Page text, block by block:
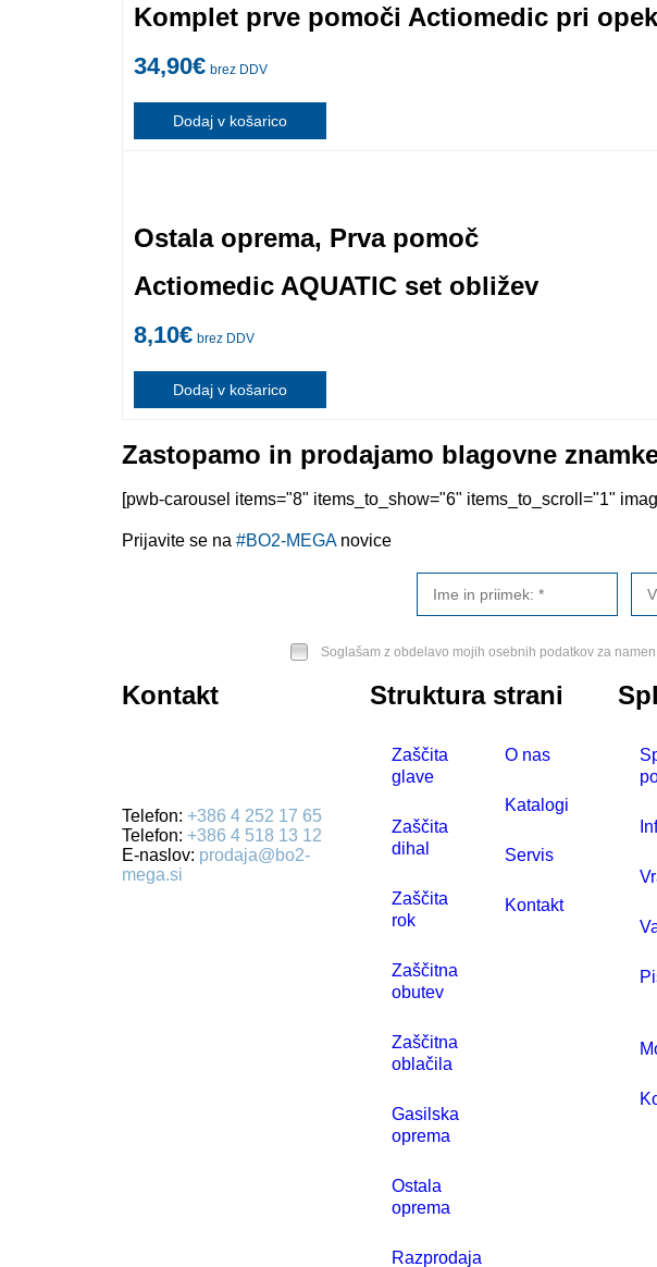
Komplet prve pomoči Actiomedic pri
34,90€ brez DDV
Dodaj v košarico
Ostala oprema, Prva pomoč
Actiomedic AQUATIC set obližev
8,10€ brez DDV
Dodaj v košarico
Zastopamo in prodajamo blagovne
[pwb-carousel items="8" items_to_show="6" items_to_scroll="1"
Prijavite se na #BO2-MEGAnovice
Soglašam z obdelavo mojih osebnih podatkov za
Kontakt
Telefon: +386 4 252 17 65
Telefon: +386 4 518 13 12
E-naslov: prodaja@bo2-
mega.si
Struktura strani
Zaščita
glave
Zaščita
dihal
Zaščita
rok
Zaščitna
obutev
Zaščitna
oblačila
Gasilska
oprema
Ostala
oprema
Razprodaja
O nas
Katalogi
Servis
Kontakt